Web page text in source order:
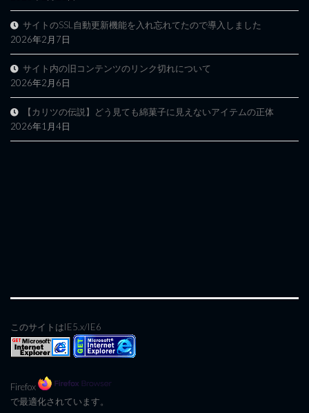
サイトのSSL自動更新機能を入れ忘れてたので導入しました
2026年2月7日
サイト内の旧コンテンツのリンク切れについて
2026年2月6日
【カリツの伝説】どう見ても綿菓子に見えないアイテムの正体
2026年1月4日
このサイトはIE5.x/IE6
Firefox
で最適化されています。